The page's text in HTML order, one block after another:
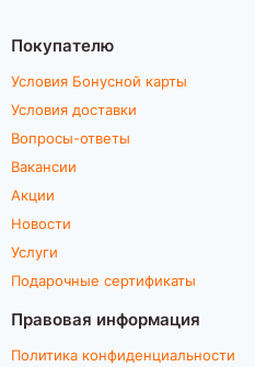
Покупателю
Условия Бонусной карты
Условия доставки
Вопросы-ответы
Вакансии
Акции
Новости
Услуги
Подарочные сертификаты
Правовая информация
Политика конфиденциальности